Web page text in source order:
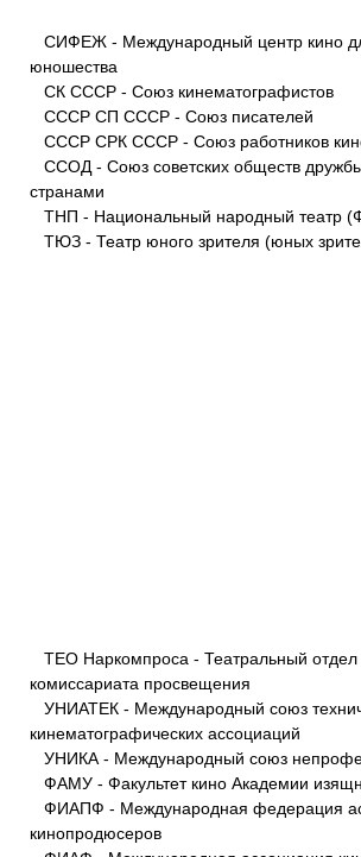
СИФЕЖ - Международный центр кино
юношества
СК СССР - Союз кинематографистов
СССР СП СССР - Союз писателей
СССР СРК СССР - Союз работников
ССОД - Союз советских обществ
странами
ТНП - Национальный народный театр
ТЮЗ - Театр юного зрителя (юных
ТЕО Наркомпроса - Театральный отдел
комиссариата просвещения
УНИАТЕК - Международный союз
кинематографических ассоциаций
УНИКА - Международный союз
ФАМУ - Факультет кино Академии
ФИАПФ - Международная федерация
кинопродюсеров